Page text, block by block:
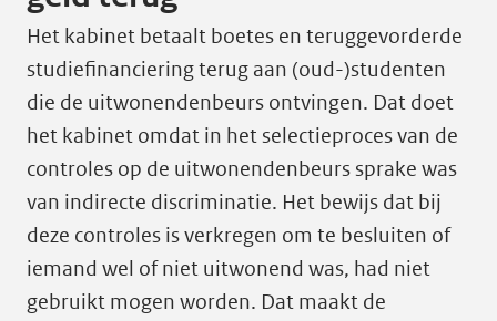
Het kabinet betaalt boetes en teruggevorderde
studiefinanciering terug aan (oud-)studenten
die de uitwonendenbeurs ontvingen. Dat doet
het kabinet omdat in het selectieproces van de
controles op de uitwonendenbeurs sprake was
van indirecte discriminatie. Het bewijs dat bij
deze controles is verkregen om te besluiten of
iemand wel of niet uitwonend was, had niet
gebruikt mogen worden. Dat maakt de